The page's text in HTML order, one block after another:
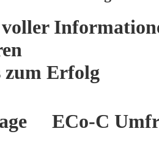
zum Erfolg
ECo-C